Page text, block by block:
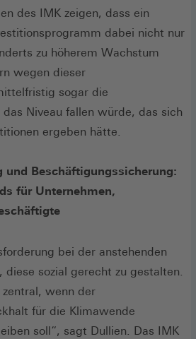
des IMK zeigen, dass ein
dabei nicht nur
zu höherem Wachstum
wegen dieser
sogar die
Niveau fallen würde, das sich
ergeben hätte.
und Beschäftigungssicherung:
für Unternehmen,
bei der anstehenden
sozial gerecht zu gestalten.
zentral, wenn der
für die Klimawende
soll“, sagt Dullien. Das IMK